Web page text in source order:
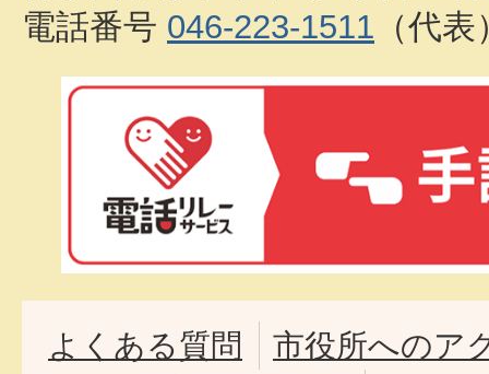
電話番号 046-223-1511 （代表
よくある質問
市役所へのア